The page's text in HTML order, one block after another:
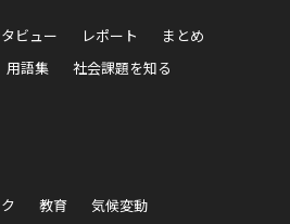
ビュー レポート
まとめ
用語集 社会課題を知る
教育 気候変動